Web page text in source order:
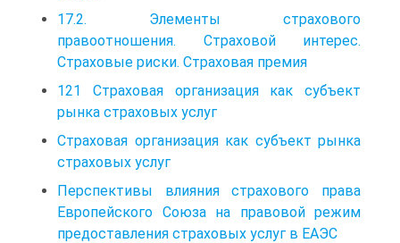
17.2. Элементы страхового
правоотношения. Страховой интерес.
Страховые риски. Страховая премия
121 Страховая организация как субъект
рынка страховых услуг
Страховая организация как субъект рынка
страховых услуг
Перспективы влияния страхового права
Европейского Союза на правовой режим
предоставления страховых услуг в ЕАЭС